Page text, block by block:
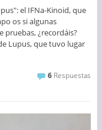
el IFNa-Kinoid, que
os si algunas
pruebas, ¿recordáis?
Lupus, que tuvo lugar
6 Respuestas